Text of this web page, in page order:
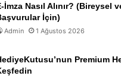
İmza Nasıl Alınır? (Bireysel
İçin)
Admin 1 Ağustos 2026
Premium